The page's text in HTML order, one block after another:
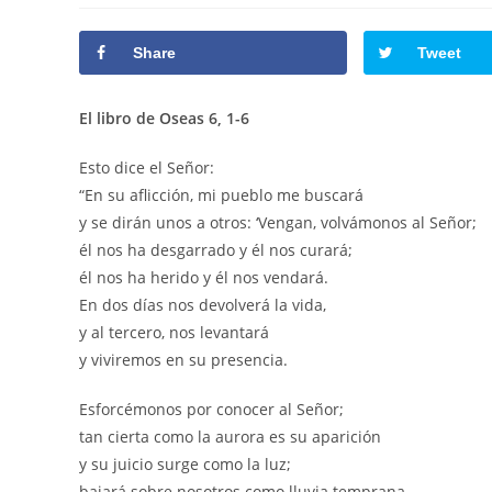
entrada:Share Tweet
El libro de Oseas 6, 1-6
Esto dice el Señor:
“En su aflicción, mi pueblo me buscará
y se dirán unos a otros: ‘Vengan, volvámonos al Señor;
él nos ha desgarrado y él nos curará;
él nos ha herido y él nos vendará.
En dos días nos devolverá la vida,
y al tercero, nos levantará
y viviremos en su presencia.
Esforcémonos por conocer al Señor;
tan cierta como la aurora es su aparición
y su juicio surge como la luz;